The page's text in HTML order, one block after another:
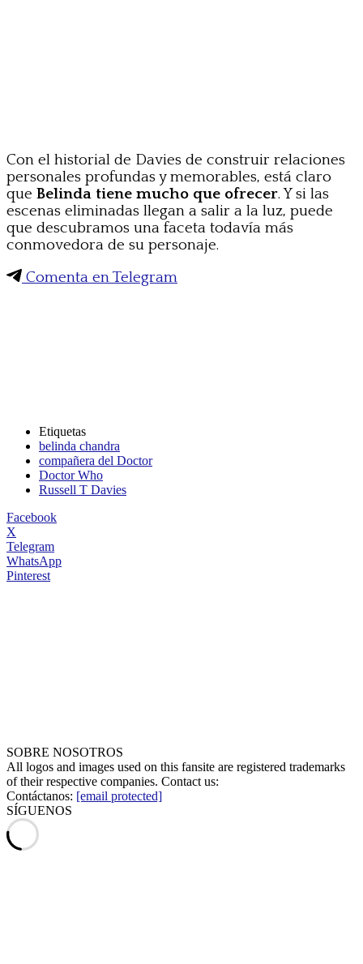
Con el historial de Davies de construir relaciones
personales profundas y memorables, está claro
que Belinda tiene mucho que ofrecer. Y si las
escenas eliminadas llegan a salir a la luz, puede
que descubramos una faceta todavía más
conmovedora de su personaje.
Comenta en Telegram
Etiquetas
belinda chandra
compañera del Doctor
Doctor Who
Russell T Davies
Facebook
X
Telegram
WhatsApp
Pinterest
SOBRE NOSOTROS
All logos and images used on this fansite are registered trademarks
of their respective companies. Contact us:
Contáctanos: [email protected]
SÍGUENOS